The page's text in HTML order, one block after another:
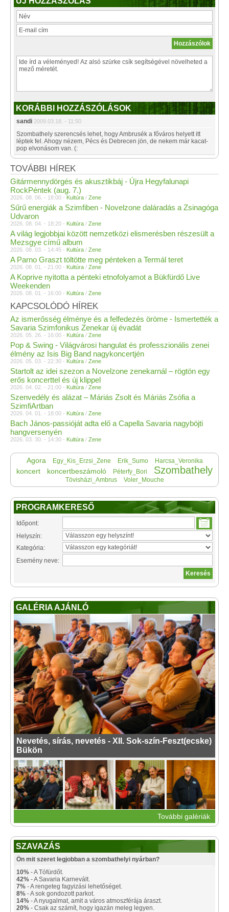
KORÁBBI HOZZÁSZÓLÁSOK
sandi 2009.03.18. - 11:50
Szombathely szerencsés lehet, hogy Ambrusék a főváros helyett itt
léptek fel. Ahogy nézem, Pécs és Debrecen jön, de nekem már kacat-
pop elvonásom van. (:
TOVÁBBI HÍREK
Gitármennydörgés és akusztikbáj - Újra Hegyfalunapi
RockPéntek (aug. 7.)
2026. 08. 06. - 18:00 - Kultúra / Zene
Sűrű energiák a Szimfiben - Novelzone daláradás a Zsinagóga
Udvaron
2026. 08. 04. - 18:20 - Kultúra / Zene
A világ legjobbjai között nemzetközi elismerésben részesült a
Mezsgye című album
2026. 08. 03. - 14:45 - Kultúra / Zene
A Parno Graszt töltötte meg pénteken a Termál teret
2026. 08. 01. - 21:00 - Kultúra / Zene
A Koprive nyitotta a pénteki etnofolyamot a Bükfürdő Live
Weekenden
2026. 08. 01. - 16:00 - Kultúra / Zene
KAPCSOLÓDÓ HÍREK
Az ismerősség élménye és a felfedezés öröme - Ismertették a
Savaria Szimfonikus Zenekar új évadát
2026. 05. 26. - 16:00 - Kultúra / Zene
Pop & Swing - Világvárosi hangulat és professzionális zenei
élmény az Isis Big Band nagykoncertjén
2026. 05. 03. - 22:30 - Kultúra / Zene
Startolt az idei szezon a Novelzone zenekarnál – rögtön egy
erős koncerttel és új klippel
2026. 04. 02. - 21:00 - Kultúra / Zene
Szenvedély és alázat – Máriás Zsolt és Máriás Zsófia a
SzimfiArtban
2026. 04. 01. - 18:00 - Kultúra / Zene
Bach János-passióját adta elő a Capella Savaria nagyböjti
hangversenyén
2026. 03. 30. - 14:30 - Kultúra / Zene
Agora Egy_Kis_Erzsi_Zene Erik_Sumo Harcsa_Veronika
koncert koncertbeszámoló Péterfy_Bori Szombathely
Tövisházi_Ambrus Voler_Mouche
PROGRAMKERESŐ
Időpont:
Helyszín:
Kategória:
Esemény neve:
GALÉRIA AJÁNLÓ
Nevetés, sírás, nevetés - XII. Sok-szín-Feszt(ecske)
Bükön
További galériák
SZAVAZÁS
Ön mit szeret legjobban a szombathelyi nyárban?
10% - A Tófürdőt.
42% - A Savaria Karnevált.
7% - A rengeteg fagyizási lehetőséget.
8% - A sok gondozott parkot.
14% - A nyugalmat, amit a város atmoszférája áraszt.
20% - Csak az számít, hogy igazán meleg legyen.